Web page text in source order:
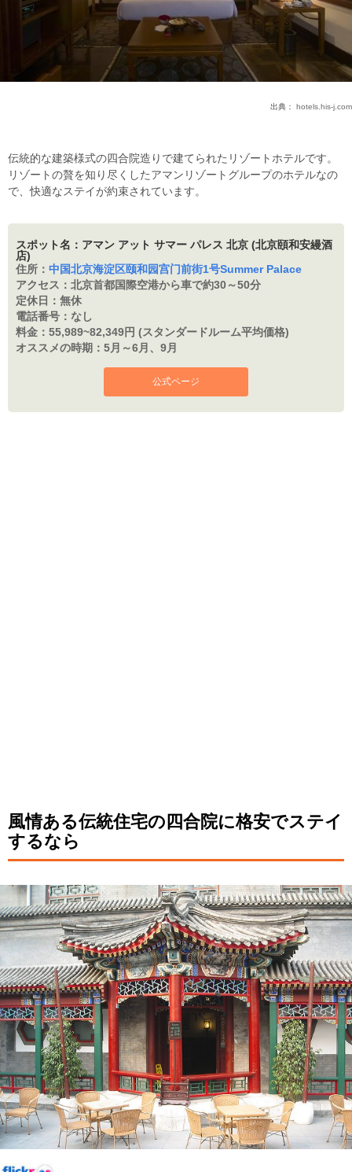
出典： hotels.his-j.com
伝統的な建築様式の四合院造りで建てられたリゾートホテルです。
リゾートの贅を知り尽くしたアマンリゾートグループのホテルなの
で、快適なステイが約束されています。
スポット名：アマン アット サマー パレス 北京 (北京頤和安縵酒
店)
住所： 中国北京海淀区颐和园宫门前街1号Summer Palace
アクセス： 北京首都国際空港から車で約30～50分
定休日： 無休
電話番号： なし
料金： 55,989~82,349円 (スタンダードルーム平均価格)
オススメの時期： 5月～6月、9月
公式ページ
風情ある伝統住宅の四合院に格安でステイ
するなら